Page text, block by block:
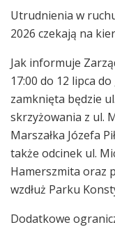
Utrudnienia w
2026 czekają na
Jak informuje
17:00 do 12 lipca
zamknięta będzie
skrzyżowania z ul.
Marszałka Józefa
także odcinek ul.
Hamerszmita oraz
wzdłuż Parku
Dodatkowe